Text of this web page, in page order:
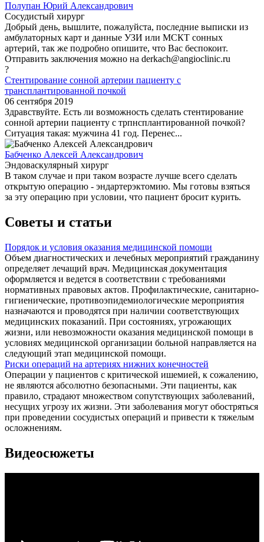
Полупан Юрий Александрович
Сосудистый хирург
Добрый день, вышлите, пожалуйста, последние выписки из
амбулаторных карт и данные УЗИ или МСКТ сонных
артерий, так же подробно опишите, что Вас беспокоит.
Отправить заключения можно на derkach@angioclinic.ru
?
Стентирование сонной артерии пациенту с
трансплантированной почкой
06 сентября 2019
Здравствуйте. Есть ли возможность сделать стентирование
сонной артерии пациенту с трпнсплантированной почкой?
Ситуация такая: мужчина 41 год. Перенес...
Бабченко Алексей Александрович
Эндоваскулярный хирург
В таком случае и при таком возрасте лучше всего сделать
открытую операцию - эндартерэктомию. Мы готовы взяться
за эту операцию при условии, что пациент бросит курить.
Советы и статьи
Порядок и условия оказания медицинской помощи
Объем диагностических и лечебных мероприятий гражданину
определяет лечащий врач. Медицинская документация
оформляется и ведется в соответствии с требованиями
нормативных правовых актов. Профилактические, санитарно-
гигиенические, противоэпидемиологические мероприятия
назначаются и проводятся при наличии соответствующих
медицинских показаний. При состояниях, угрожающих
жизни, или невозможности оказания медицинской помощи в
условиях медицинской организации больной направляется на
следующий этап медицинской помощи.
Риски операций на артериях нижних конечностей
Операции у пациентов с критической ишемией, к сожалению,
не являются абсолютно безопасными. Эти пациенты, как
правило, страдают множеством сопутствующих заболеваний,
несущих угрозу их жизни. Эти заболевания могут обостряться
при проведении сосудистых операций и привести к тяжелым
осложнениям.
Видеосюжеты